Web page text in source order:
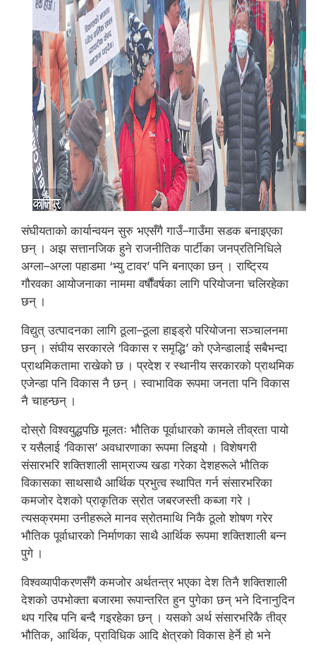
संघीयताको कार्यान्वयन सुरु भएसँगै गाउँ–गाउँमा सडक बनाइएका
छन् । अझ सत्तानजिक हुने राजनीतिक पार्टीका जनप्रतिनिधिले
अग्ला–अग्ला पहाडमा ‘भ्यु टावर’ पनि बनाएका छन् । राष्ट्रिय
गौरवका आयोजनाका नाममा वर्षौंवर्षका लागि परियोजना चलिरहेका
छन् ।
विद्युत् उत्पादनका लागि ठूला–ठूला हाइड्रो परियोजना सञ्चालनमा
छन् । संघीय सरकारले ‘विकास र समृद्धि’ को एजेन्डालाई सबैभन्दा
प्राथमिकतामा राखेको छ । प्रदेश र स्थानीय सरकारको प्राथमिक
एजेन्डा पनि विकास नै छन् । स्वाभाविक रूपमा जनता पनि विकास
नै चाहन्छन् ।
दोस्रो विश्वयुद्धपछि मूलतः भौतिक पूर्वाधारको कामले तीव्रता पायो
र यसैलाई ‘विकास’ अवधारणाका रूपमा लिइयो । विशेषगरी
संसारभरि शक्तिशाली साम्राज्य खडा गरेका देशहरूले भौतिक
विकासका साथसाथै आर्थिक प्रभुत्व स्थापित गर्न संसारभरिका
कमजोर देशको प्राकृतिक स्रोत जबरजस्ती कब्जा गरे ।
त्यसक्रममा उनीहरूले मानव स्रोतमाथि निकै ठूलो शोषण गरेर
भौतिक पूर्वाधारको निर्माणका साथै आर्थिक रूपमा शक्तिशाली बन्न
पुगे ।
विश्वव्यापीकरणसँगै कमजोर अर्थतन्त्र भएका देश तिनै शक्तिशाली
देशको उपभोक्ता बजारमा रूपान्तरित हुन पुगेका छन् भने दिनानुदिन
थप गरिब पनि बन्दै गइरहेका छन् । यसको अर्थ संसारभरिकै तीव्र
भौतिक, आर्थिक, प्राविधिक आदि क्षेत्रको विकास हेर्ने हो भने